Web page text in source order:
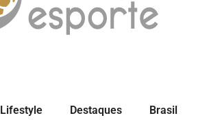
Lifestyle Destaques Brasil